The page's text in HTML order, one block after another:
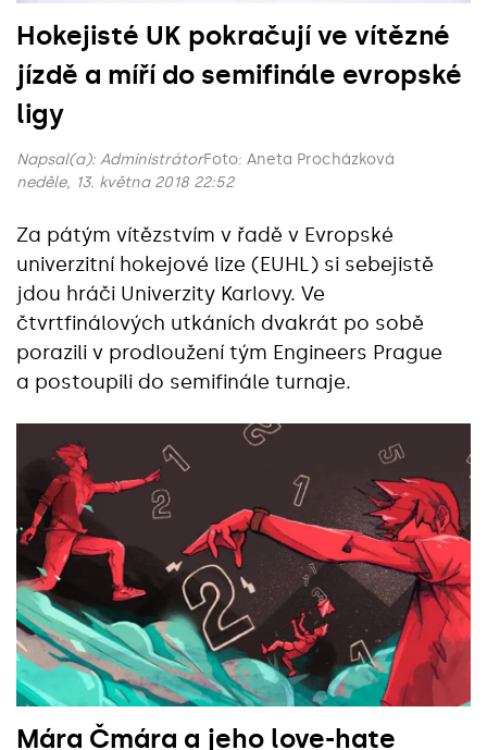
Hokejisté UK pokračují ve vítězné
jízdě a míří do semifinále evropské
ligy
Napsal(a): AdministrátorFoto: Aneta Procházková
neděle, 13. května 2018 22:52
Za pátým vítězstvím v řadě v Evropské
univerzitní hokejové lize (EUHL) si sebejistě
jdou hráči Univerzity Karlovy. Ve
čtvrtfinálových utkáních dvakrát po sobě
porazili v prodloužení tým Engineers Prague
a postoupili do semifinále turnaje.
Mára Čmára a jeho love-hate